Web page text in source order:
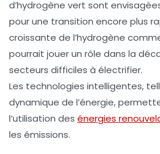
d’hydrogène vert sont
pour une transition encore plus
croissante de l’hydrogène
pourrait jouer un rôle dans la
secteurs difficiles à électrifier.
Les technologies intelligentes,
dynamique de l’énergie,
l’utilisation des énergies
les émissions.